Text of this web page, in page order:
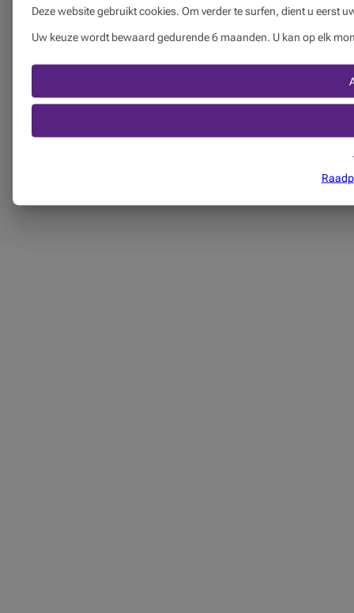
Deze website gebruikt cookies. Om verder te surfen, dient u eerst
Uw keuze wordt bewaard gedurende 6 maanden. U kan op elk